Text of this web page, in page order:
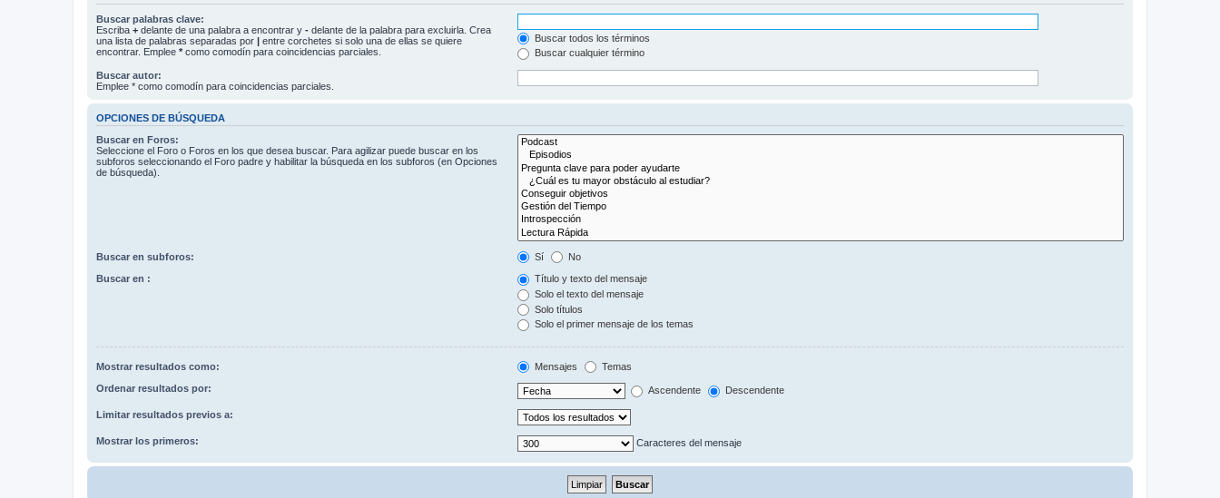
Buscar palabras clave:
Escriba + delante de una palabra a encontrar y - delante de la palabra para excluirla. Crea
una lista de palabras separadas por | entre corchetes si solo una de ellas se quiere
encontrar. Emplee * como comodín para coincidencias parciales.
Buscar todos los términos
Buscar cualquier término
Buscar autor:
Emplee * como comodín para coincidencias parciales.
OPCIONES DE BÚSQUEDA
Buscar en Foros:
Seleccione el Foro o Foros en los que desea buscar. Para agilizar puede buscar en los
subforos seleccionando el Foro padre y habilitar la búsqueda en los subforos (en Opciones
de búsqueda).
Buscar en subforos: Sí No
Buscar en :
Título y texto del mensaje
Solo el texto del mensaje
Solo títulos
Solo el primer mensaje de los temas
Mostrar resultados como: Mensajes Temas
Ordenar resultados por: Ascendente Descendente
Limitar resultados previos a:
Mostrar los primeros: Caracteres del mensaje